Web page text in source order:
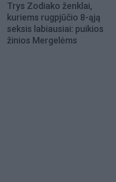
Trys Zodiako ženklai,
kuriems rugpjūčio 8-ąją
seksis labiausiai: puikios
žinios Mergelėms